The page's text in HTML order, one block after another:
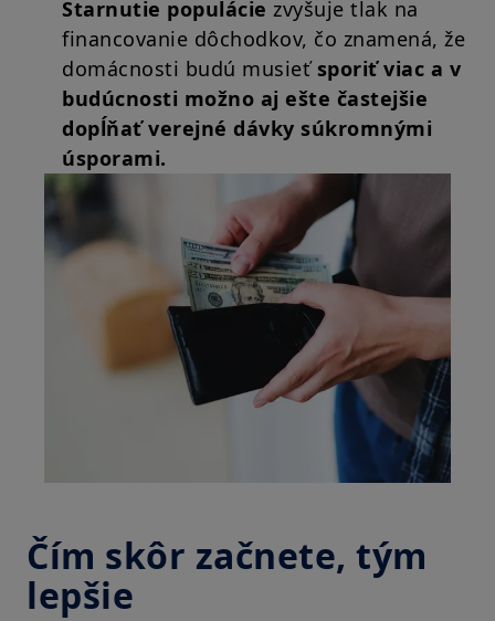
Starnutie populácie zvyšuje tlak na
financovanie dôchodkov, čo znamená, že
domácnosti budú musieť sporiť viac a v
budúcnosti možno aj ešte častejšie
dopĺňať verejné dávky súkromnými
úsporami.
Čím skôr začnete, tým
lepšie